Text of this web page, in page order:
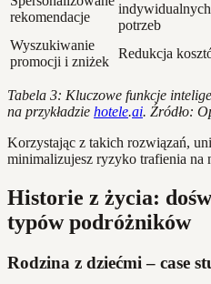
rekomendacje
indywidualnych
potrzeb
Wyszukiwanie
promocji i zniżek
Redukcja
Tabela 3: Kluczowe funkcje
na przykładzie hotele.ai. Źródło:
Korzystając z takich rozwiązań,
minimalizujesz ryzyko trafienia na
Historie z życia:
typów podróżników
Rodzina z dziećmi – case